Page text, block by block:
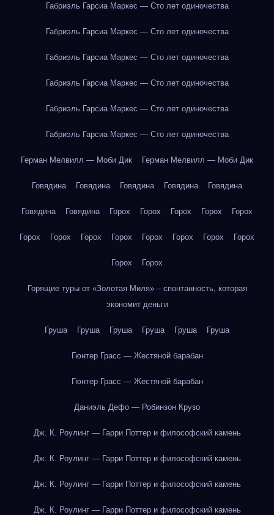
Габриэль Гарсиа Маркес — Сто лет одиночества
Габриэль Гарсиа Маркес — Сто лет одиночества
Габриэль Гарсиа Маркес — Сто лет одиночества
Габриэль Гарсиа Маркес — Сто лет одиночества
Габриэль Гарсиа Маркес — Сто лет одиночества
Габриэль Гарсиа Маркес — Сто лет одиночества
Герман Мелвилл — Моби Дик Герман Мелвилл — Моби Дик
Говядина Говядина Говядина Говядина Говядина
Говядина Говядина Горох Горох Горох Горох Горох
Горох Горох Горох Горох Горох Горох Горох Горох
Горох Горох
Горящие туры от «Золотая Миля» – спонтанность, которая
экономит деньги
Груша Груша Груша Груша Груша Груша
Гюнтер Грасс — Жестяной барабан
Гюнтер Грасс — Жестяной барабан
Даниэль Дефо — Робинзон Крузо
Дж. К. Роулинг — Гарри Поттер и философский камень
Дж. К. Роулинг — Гарри Поттер и философский камень
Дж. К. Роулинг — Гарри Поттер и философский камень
Дж. К. Роулинг — Гарри Поттер и философский камень